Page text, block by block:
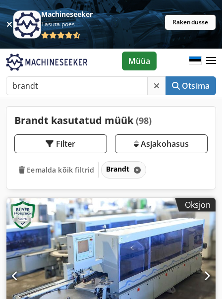
Machineseeker
Tasuta poes Rakendusse
Otsima
Müüa
Brandt kasutatud müük (98)
Filter Asjakohasus
Eemalda kõik filtrid Brandt
Oksjon